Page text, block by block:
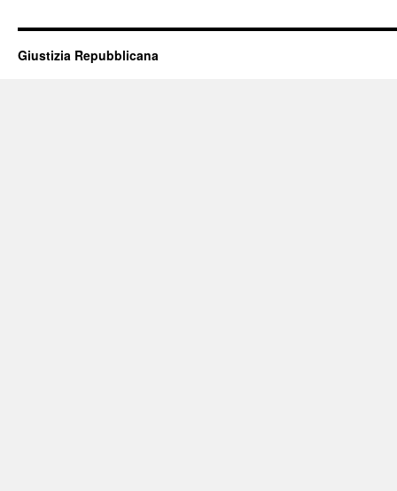
Giustizia Repubblicana